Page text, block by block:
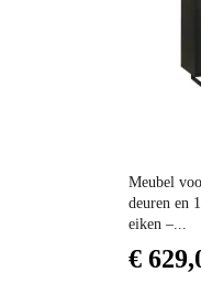
Meubel
deuren en
eiken –...
€